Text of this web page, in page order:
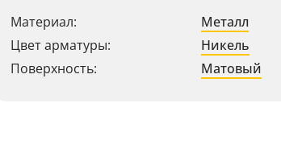
Материал:
Металл
Цвет арматуры:
Никель
Поверхность:
Матовый